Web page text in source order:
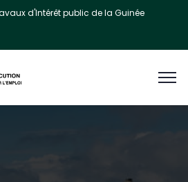
d'Intérêt public de la Guinée